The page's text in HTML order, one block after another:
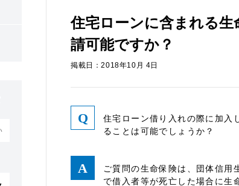
住宅ローンに含まれる生
請可能ですか？
掲載日：2018年10月 4日
住宅ローン借り入れの際に加入
ることは可能でしょうか？
ご質問の生命保険は、団体信用
で借入者等が死亡した場合に生